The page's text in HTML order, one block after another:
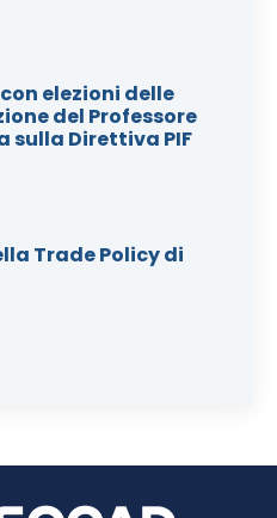
elezioni delle
del Professore
sulla Direttiva PIF
Trade Policy di